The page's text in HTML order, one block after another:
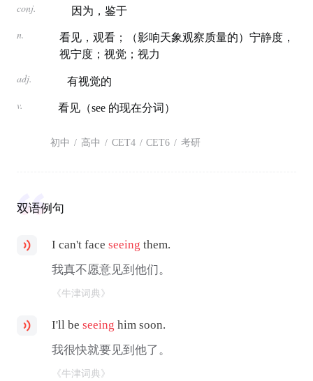
conj. 因为，鉴于
n.
看见，观看；（影响天象观察质量的）宁静度，
视宁度；视觉；视力
adj. 有视觉的
v. 看见（see 的现在分词）
初中 / 高中 / CET4 / CET6 / 考研
双语例句
I can't faceseeing them.
我真不愿意见到他们。
《牛津词典》
I'll beseeing him soon.
我很快就要见到他了。
《牛津词典》